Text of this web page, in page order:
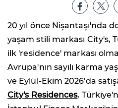
20 yıl önce Nişantaşı'nda
yaşam stili markası City's,
ilk 'residence' markası
Avrupa'nın sayılı karma
ve Eylül-Ekim 2026'da
City's Residences,